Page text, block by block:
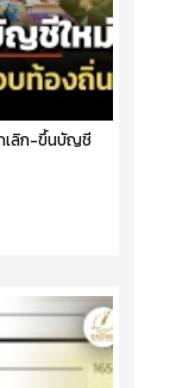
กเลิก-ขึ้นบัญชี